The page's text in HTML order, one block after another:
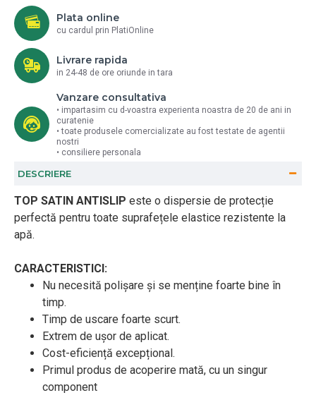
Plata online
cu cardul prin PlatiOnline
Livrare rapida
in 24-48 de ore oriunde in tara
Vanzare consultativa
• impartasim cu d-voastra experienta noastra de 20 de ani in
curatenie
• toate produsele comercializate au fost testate de agentii
nostri
• consiliere personala
DESCRIERE
TOP SATIN ANTISLIP este o dispersie de protecție
perfectă pentru toate suprafețele elastice rezistente la
apă.
CARACTERISTICI:
Nu necesită polișare și se menține foarte bine în
timp.
Timp de uscare foarte scurt.
Extrem de ușor de aplicat.
Cost-eficiență excepțional.
Primul produs de acoperire mată, cu un singur
component